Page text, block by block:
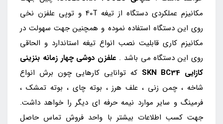
مکانیزم عملکردی دستگاه از تیغه 40T و توپی علفزن نخی
روی این دستگاه استفاده نموده و همچنین جهت سهولت در
مکانیزم کاری قابلیت نصب انواع تیغه استاندارد و الحاقی
روی این دستگاه می باشد . علفزن دوشی چهار زمانه بنزینی
کازایی
که توانایی کارهایی چون برش انواع
شاخه ، چمن زنی ، علف هرز ، بوته چای ، بوته تمشک ،
فرمینگ و سایر موارد نیمه حرفه ای دیگر را خواهد داشت.
جهت کسب اطلاعات بیشتر با واحد فروش تماس حاصل